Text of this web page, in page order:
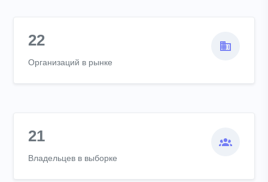
22
Организаций в рынке
21
Владельцев в выборке